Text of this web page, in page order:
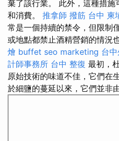
棄了該行業。 此外，這種措
和消費。 推拿師 撥筋 台中 柬
常是一個持續的禁令，但限制
或地點都禁止酒精營銷的情況
燴 buffet seo marketing 台
計師事務所 台中 整復 最初，
原始技術的味道不佳，它們在
於細鹽的蔓延以來，它們並非